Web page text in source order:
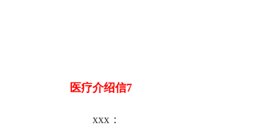
医疗介绍信7
xxx：